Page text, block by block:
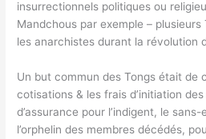
insurrectionnels politiques ou
Mandchous par exemple –
les anarchistes durant la révolution
Un but commun des Tongs était de
cotisations & les frais d’initiation
d’assurance pour l’indigent, le
l’orphelin des membres décédés,